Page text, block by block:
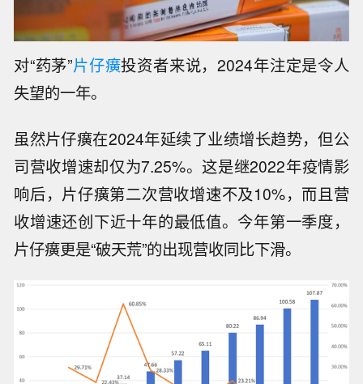
对“药茅”片仔癀投资者来说，2024年注定是令人
失望的一年。
虽然片仔癀在2024年延续了业绩增长趋势，但公
司营收增速却仅为7.25%。这是继2022年疫情影
响后，片仔癀第二次营收增速不及10%，而且营
收增速还创下近十年的最低值。今年第一季度，
片仔癀更是“破天荒”的出现营收同比下滑。